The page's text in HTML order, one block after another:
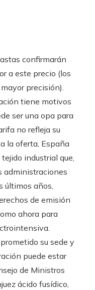
confirmarán
a este precio (los
precisión).
tiene motivos
ser una opa para
no refleja su
la oferta, España
industrial que,
administraciones
últimos años,
de emisión
ahora para
su sede y
puede estar
de Ministros
ácido fusídico,